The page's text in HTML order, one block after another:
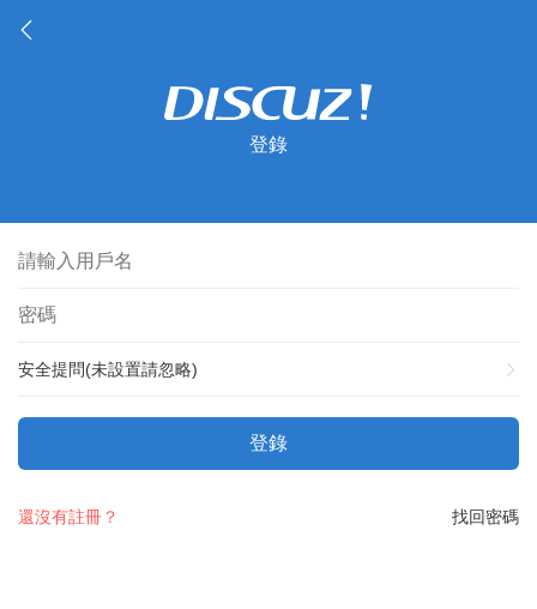
登錄
安全提問(未設置請忽略)
登錄
找回密碼
還沒有註冊？